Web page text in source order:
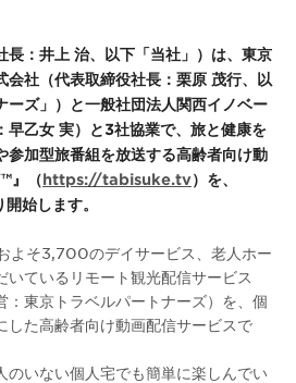
長：井上 治、以下「当社」）は、東京
会社（代表取締役社長：栗原 茂行、以
ーズ」）と一般社団法人関西イノベー
早乙女 実）と3社協業で、旅と健康を
参加型旅番組を放送する⾼齢者向け動
』（https://tabisuke.tv）を、
始します。
よそ3,700のデイサービス、⽼⼈ホー
いているリモート観光配信サービス
：東京トラベルパートナーズ）を、個
した高齢者向け動画配信サービスで
のいない個人宅でも簡単に楽しんでい